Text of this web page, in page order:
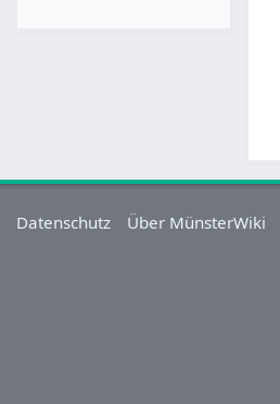
Datenschutz Über MünsterWiki